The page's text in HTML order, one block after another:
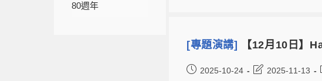
80週年
[專題演講] 【12月10日
2025-10-24 2025-11-13